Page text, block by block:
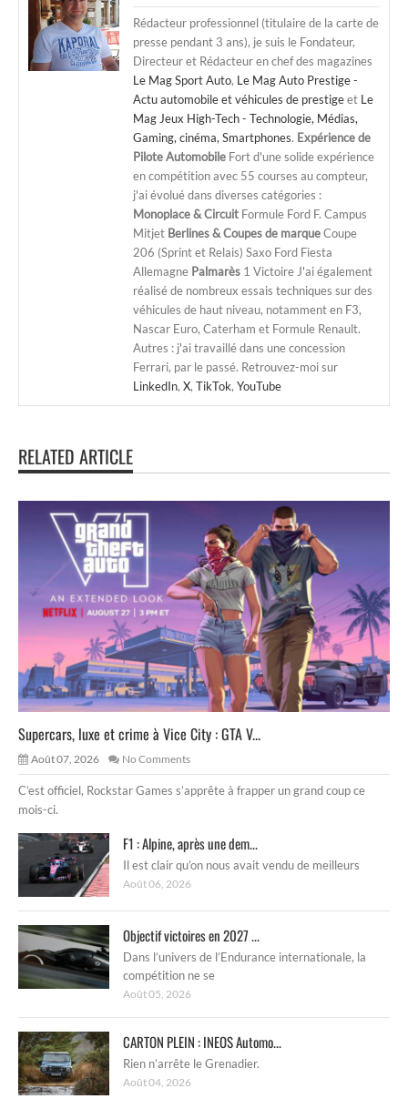
Rédacteur professionnel (titulaire de la carte de
presse pendant 3 ans), je suis le Fondateur,
Directeur et Rédacteur en chef des magazines
Le Mag Sport Auto, Le Mag Auto Prestige -
Actu automobile et véhicules de prestigeet Le
Mag Jeux High-Tech - Technologie, Médias,
Gaming, cinéma, Smartphones. Expérience de
Pilote Automobile Fort d'une solide expérience
en compétition avec 55 courses au compteur,
j'ai évolué dans diverses catégories :
Monoplace & Circuit Formule Ford F. Campus
Mitjet Berlines & Coupes de marqueCoupe
206 (Sprint et Relais) Saxo Ford Fiesta
Allemagne Palmarès 1 Victoire J'ai également
réalisé de nombreux essais techniques sur des
véhicules de haut niveau, notamment en F3,
Nascar Euro, Caterham et Formule Renault.
Autres : j'ai travaillé dans une concession
Ferrari, par le passé. Retrouvez-moi sur
LinkedIn, X, TikTok, YouTube
RELATED ARTICLE
Supercars, luxe et crime à Vice City : GTA V...
Août 07, 2026 No Comments
C’est officiel, Rockstar Games s’apprête à frapper un grand coup ce
mois-ci.
F1 : Alpine, après une dem...
Il est clair qu’on nous avait vendu de meilleurs
Août 06, 2026
Objectif victoires en 2027 ...
Dans l’univers de l’Endurance internationale, la
compétition ne se
Août 05, 2026
CARTON PLEIN : INEOS Automo...
Rien n’arrête le Grenadier.
Août 04, 2026